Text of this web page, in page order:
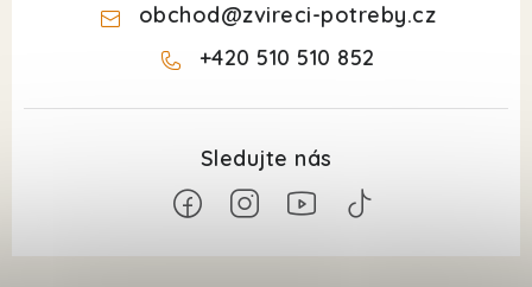
obchod@zvireci-potreby.cz
+420 510 510 852